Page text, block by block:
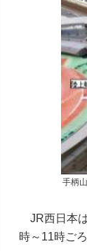
手柄
JR西日本
時～11時ご